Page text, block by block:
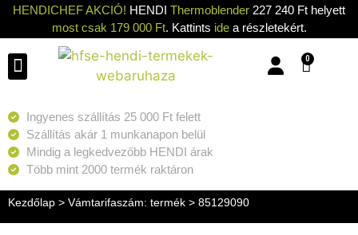
HENDICHEF AKCIÓ! HENDI Thermoblender 227 240 Ft helyett
most csak 179 000 Ft. Kattints idea részletekért.
0
Ingyenes szállítás 25 000 Ft felett
Szállítás akár 1 munkanapon belül
Mindig a legkedvezőbb HENDI árak
Több mint 2000 termék raktáron
Kezdőlap > Vámtarifaszám: termék > 85129090